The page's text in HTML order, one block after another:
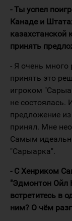
- Ты успел
Канаде и
принять
- Я очень
принять это
игроком
не состоялась.
предложение
принял. Мне
Самым
"Сарыарка".
- C Хенриком
"Эдмонтон Ойл
встретитесь в
ним? О чём